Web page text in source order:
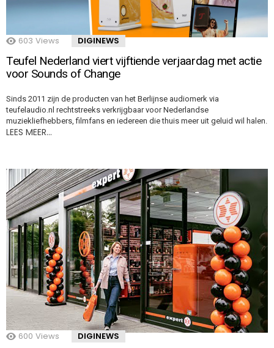
603 Views DIGINEWS
Teufel Nederland viert vijftiende verjaardag met actie
voor Sounds of Change
Sinds 2011 zijn de producten van het Berlijnse audiomerk via
teufelaudio.nl rechtstreeks verkrijgbaar voor Nederlandse
muziekliefhebbers, filmfans en iedereen die thuis meer uit geluid wil halen.
LEES MEER…
600 Views DIGINEWS